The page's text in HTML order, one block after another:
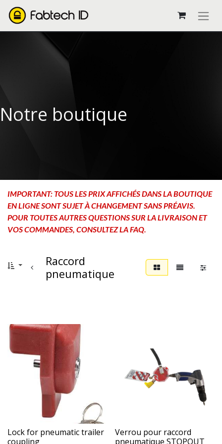
Notre boutique
IMPORTANT: TOUS LES PRIX AFFICHÉS DANS LA BOUTIQUE
EN LIGNE SONT SUJET À CHANGEMENT SANS PRÉAVIS.
POUR TOUTES AUTRES QUESTIONS SUR LA LIVRAISON ET
VOS COMMANDES, CONSULTEZ LA FAQ.
Raccord
pneumatique
Lock for pneumatic trailer
coupling
Verrou pour raccord
pneumatique STOPOUT